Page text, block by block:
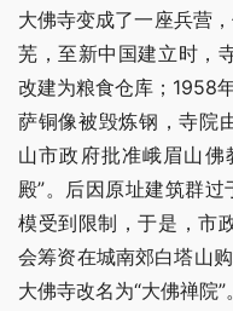
大佛寺变成了一座兵营
芜，至新中国建立时，
改建为粮食仓库；1958
萨铜像被毁炼钢，寺院
山市政府批准峨眉山佛
殿”。后因原址建筑群
模受到限制，于是，市
会筹资在城南郊白塔山
大佛寺改名为“大佛禅院